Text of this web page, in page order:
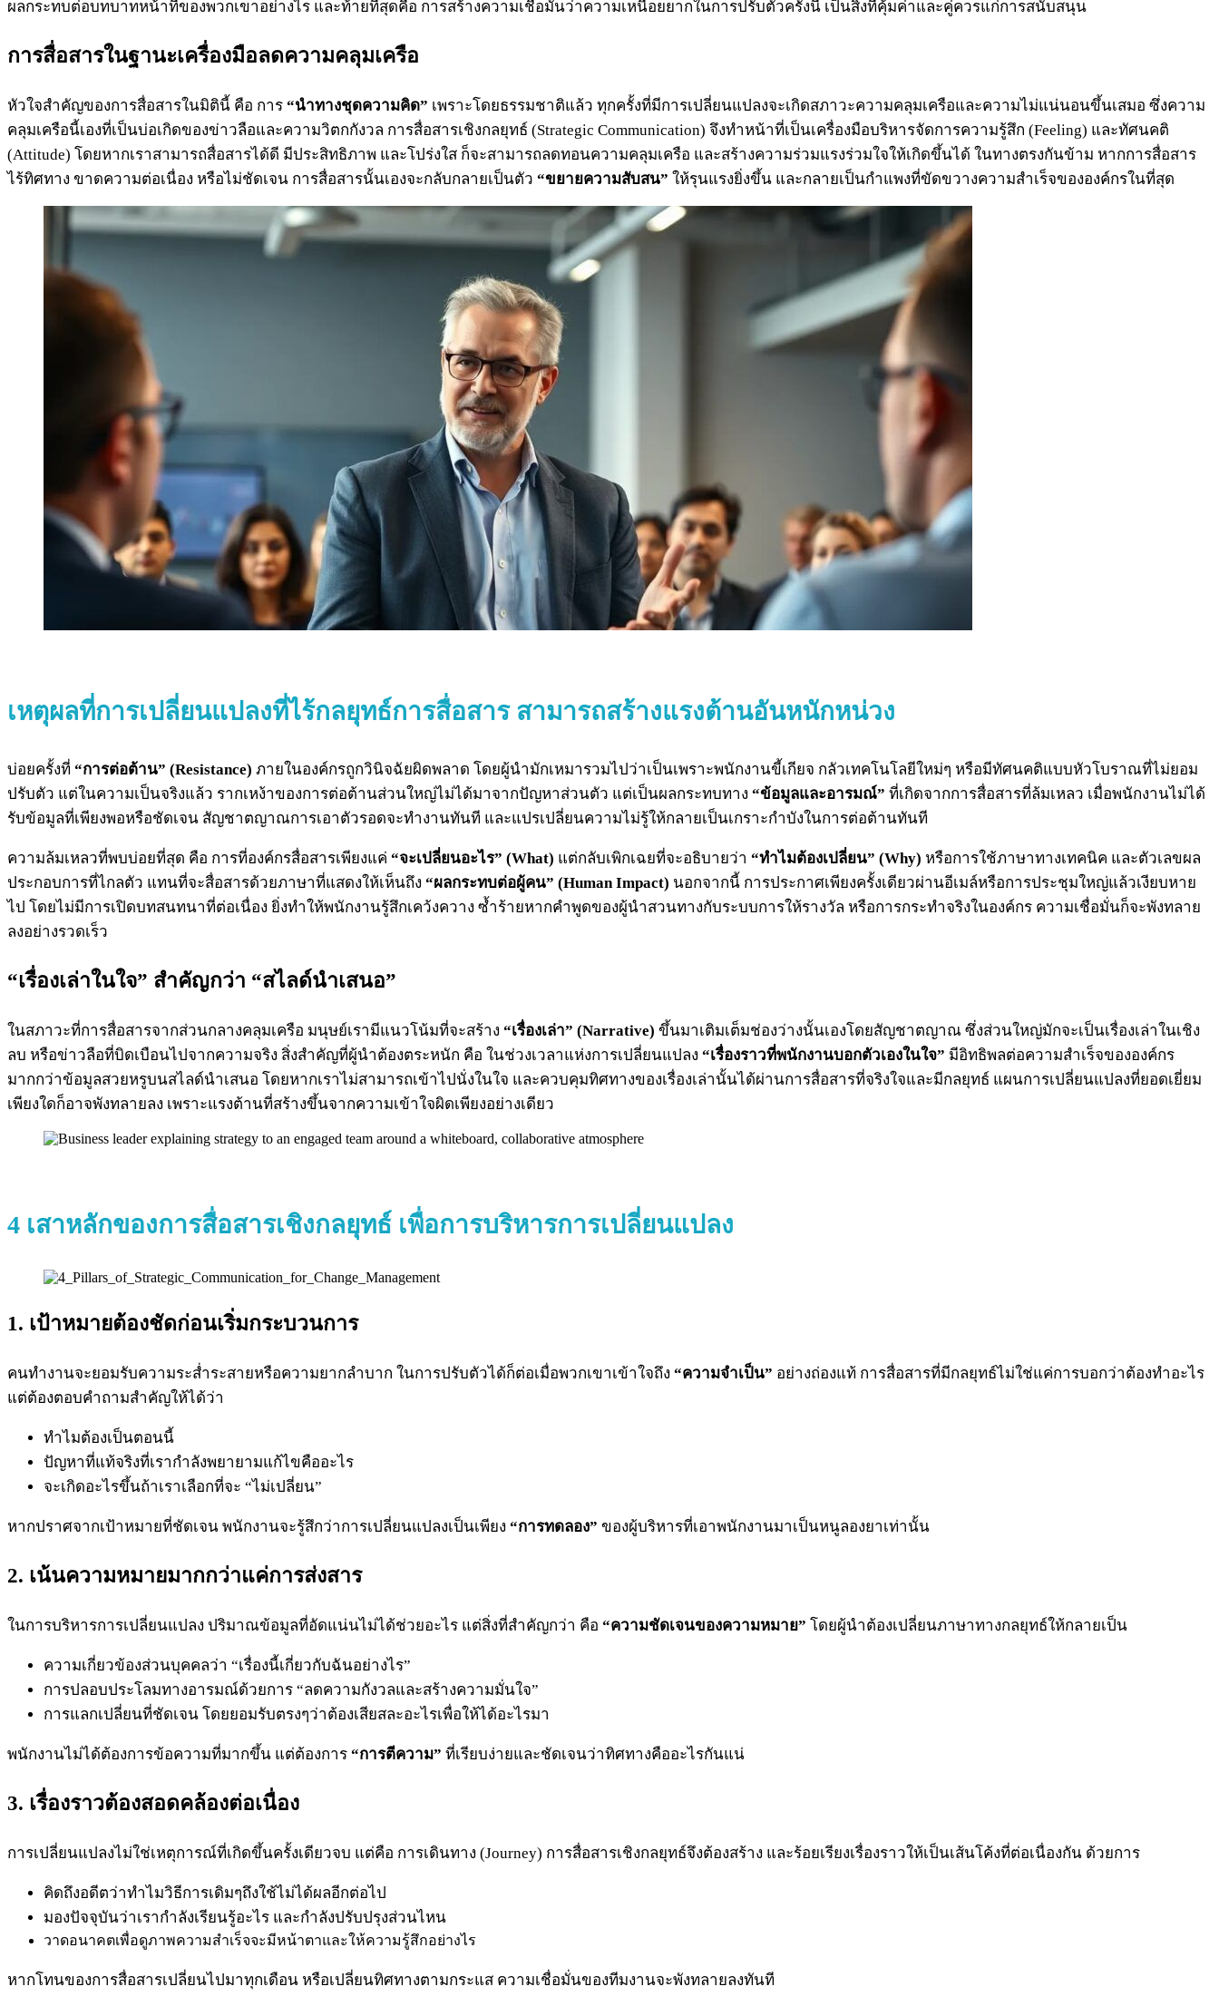
ผลกระทบต่อบทบาทหน้าที่ของพวกเขาอย่างไร และท้ายที่สุดคือ การสร้างความเชื่อมั่นว่าความเหนื่อยยากในการปรับตัวครั้งนี้ เป็นสิ่งที่คุ้มค่าและคู่ควรแก่การสนับสนุน
การสื่อสารในฐานะเครื่องมือลดความคลุมเครือ
หัวใจสำคัญของการสื่อสารในมิตินี้ คือ การ “นำทางชุดความคิด” เพราะโดยธรรมชาติแล้ว ทุกครั้งที่มีการเปลี่ยนแปลงจะเกิดสภาวะความคลุมเครือและความไม่แน่นอนขึ้นเสมอ ซึ่งความ
คลุมเครือนี้เองที่เป็นบ่อเกิดของข่าวลือและความวิตกกังวล การสื่อสารเชิงกลยุทธ์ (Strategic Communication) จึงทำหน้าที่เป็นเครื่องมือบริหารจัดการความรู้สึก (Feeling) และทัศนคติ
(Attitude) โดยหากเราสามารถสื่อสารได้ดี มีประสิทธิภาพ และโปร่งใส ก็จะสามารถลดทอนความคลุมเครือ และสร้างความร่วมแรงร่วมใจให้เกิดขึ้นได้ ในทางตรงกันข้าม หากการสื่อสาร
ไร้ทิศทาง ขาดความต่อเนื่อง หรือไม่ชัดเจน การสื่อสารนั้นเองจะกลับกลายเป็นตัว “ขยายความสับสน” ให้รุนแรงยิ่งขึ้น และกลายเป็นกำแพงที่ขัดขวางความสำเร็จขององค์กรในที่สุด
เหตุผลที่การเปลี่ยนแปลงที่ไร้กลยุทธ์การสื่อสาร สามารถสร้างแรงต้านอันหนักหน่วง
บ่อยครั้งที่ “การต่อต้าน” (Resistance) ภายในองค์กรถูกวินิจฉัยผิดพลาด โดยผู้นำมักเหมารวมไปว่าเป็นเพราะพนักงานขี้เกียจ กลัวเทคโนโลยีใหม่ๆ หรือมีทัศนคติแบบหัวโบราณที่ไม่ยอม
ปรับตัว แต่ในความเป็นจริงแล้ว รากเหง้าของการต่อต้านส่วนใหญ่ไม่ได้มาจากปัญหาส่วนตัว แต่เป็นผลกระทบทาง “ข้อมูลและอารมณ์” ที่เกิดจากการสื่อสารที่ล้มเหลว เมื่อพนักงานไม่ได้
รับข้อมูลที่เพียงพอหรือชัดเจน สัญชาตญาณการเอาตัวรอดจะทำงานทันที และแปรเปลี่ยนความไม่รู้ให้กลายเป็นเกราะกำบังในการต่อต้านทันที
ความล้มเหลวที่พบบ่อยที่สุด คือ การที่องค์กรสื่อสารเพียงแค่ “จะเปลี่ยนอะไร” (What) แต่กลับเพิกเฉยที่จะอธิบายว่า “ทำไมต้องเปลี่ยน” (Why) หรือการใช้ภาษาทางเทคนิค และตัวเลขผล
ประกอบการที่ไกลตัว แทนที่จะสื่อสารด้วยภาษาที่แสดงให้เห็นถึง “ผลกระทบต่อผู้คน” (Human Impact) นอกจากนี้ การประกาศเพียงครั้งเดียวผ่านอีเมล์หรือการประชุมใหญ่แล้วเงียบหาย
ไป โดยไม่มีการเปิดบทสนทนาที่ต่อเนื่อง ยิ่งทำให้พนักงานรู้สึกเคว้งควาง ซ้ำร้ายหากคำพูดของผู้นำสวนทางกับระบบการให้รางวัล หรือการกระทำจริงในองค์กร ความเชื่อมั่นก็จะพังทลาย
ลงอย่างรวดเร็ว
“เรื่องเล่าในใจ” สำคัญกว่า “สไลด์นำเสนอ”
ในสภาวะที่การสื่อสารจากส่วนกลางคลุมเครือ มนุษย์เรามีแนวโน้มที่จะสร้าง “เรื่องเล่า” (Narrative) ขึ้นมาเติมเต็มช่องว่างนั้นเองโดยสัญชาตญาณ ซึ่งส่วนใหญ่มักจะเป็นเรื่องเล่าในเชิง
ลบ หรือข่าวลือที่บิดเบือนไปจากความจริง สิ่งสำคัญที่ผู้นำต้องตระหนัก คือ ในช่วงเวลาแห่งการเปลี่ยนแปลง “เรื่องราวที่พนักงานบอกตัวเองในใจ” มีอิทธิพลต่อความสำเร็จขององค์กร
มากกว่าข้อมูลสวยหรูบนสไลด์นำเสนอ โดยหากเราไม่สามารถเข้าไปนั่งในใจ และควบคุมทิศทางของเรื่องเล่านั้นได้ผ่านการสื่อสารที่จริงใจและมีกลยุทธ์ แผนการเปลี่ยนแปลงที่ยอดเยี่ยม
เพียงใดก็อาจพังทลายลง เพราะแรงต้านที่สร้างขึ้นจากความเข้าใจผิดเพียงอย่างเดียว
4 เสาหลักของการสื่อสารเชิงกลยุทธ์ เพื่อการบริหารการเปลี่ยนแปลง
1. เป้าหมายต้องชัดก่อนเริ่มกระบวนการ
คนทำงานจะยอมรับความระส่ำระสายหรือความยากลำบาก ในการปรับตัวได้ก็ต่อเมื่อพวกเขาเข้าใจถึง “ความจำเป็น” อย่างถ่องแท้ การสื่อสารที่มีกลยุทธ์ไม่ใช่แค่การบอกว่าต้องทำอะไร
แต่ต้องตอบคำถามสำคัญให้ได้ว่า
ทำไมต้องเป็นตอนนี้
ปัญหาที่แท้จริงที่เรากำลังพยายามแก้ไขคืออะไร
จะเกิดอะไรขึ้นถ้าเราเลือกที่จะ “ไม่เปลี่ยน”
หากปราศจากเป้าหมายที่ชัดเจน พนักงานจะรู้สึกว่าการเปลี่ยนแปลงเป็นเพียง “การทดลอง” ของผู้บริหารที่เอาพนักงานมาเป็นหนูลองยาเท่านั้น
2. เน้นความหมายมากกว่าแค่การส่งสาร
ในการบริหารการเปลี่ยนแปลง ปริมาณข้อมูลที่อัดแน่นไม่ได้ช่วยอะไร แต่สิ่งที่สำคัญกว่า คือ “ความชัดเจนของความหมาย” โดยผู้นำต้องเปลี่ยนภาษาทางกลยุทธ์ให้กลายเป็น
ความเกี่ยวข้องส่วนบุคคลว่า “เรื่องนี้เกี่ยวกับฉันอย่างไร”
การปลอบประโลมทางอารมณ์ด้วยการ “ลดความกังวลและสร้างความมั่นใจ”
การแลกเปลี่ยนที่ชัดเจน โดยยอมรับตรงๆว่าต้องเสียสละอะไรเพื่อให้ได้อะไรมา
พนักงานไม่ได้ต้องการข้อความที่มากขึ้น แต่ต้องการ “การตีความ” ที่เรียบง่ายและชัดเจนว่าทิศทางคืออะไรกันแน่
3. เรื่องราวต้องสอดคล้องต่อเนื่อง
การเปลี่ยนแปลงไม่ใช่เหตุการณ์ที่เกิดขึ้นครั้งเดียวจบ แต่คือ การเดินทาง (Journey) การสื่อสารเชิงกลยุทธ์จึงต้องสร้าง และร้อยเรียงเรื่องราวให้เป็นเส้นโค้งที่ต่อเนื่องกัน ด้วยการ
คิดถึงอดีตว่าทำไมวิธีการเดิมๆถึงใช้ไม่ได้ผลอีกต่อไป
มองปัจจุบันว่าเรากำลังเรียนรู้อะไร และกำลังปรับปรุงส่วนไหน
วาดอนาคตเพื่อดูภาพความสำเร็จจะมีหน้าตาและให้ความรู้สึกอย่างไร
หากโทนของการสื่อสารเปลี่ยนไปมาทุกเดือน หรือเปลี่ยนทิศทางตามกระแส ความเชื่อมั่นของทีมงานจะพังทลายลงทันที